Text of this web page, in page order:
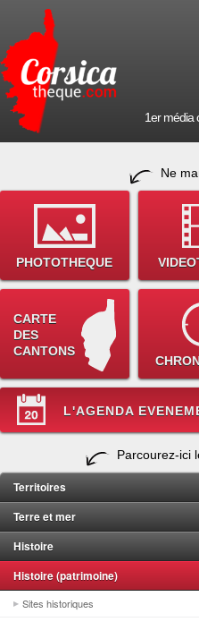
1er média
Ne
PHOTOTHEQUE
CARTE
DES
CANTONS
L'AGENDA
Parcourez-ici
Territoires
Terre et mer
Histoire
Histoire (patrimoine)
Sites historiques